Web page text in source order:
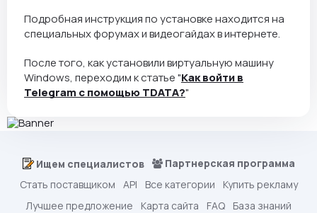
Подробная инструкция по установке находится на
специальных форумах и видеогайдах в интернете.
После того, как установили виртуальную машину
Windows, переходим к статье "Как войти в
Telegram с помощью TDATА?"
Ищем специалистов
Партнерская программа
Стать поставщиком
API Все категории
Купить рекламу
Лучшее предложение
Карта сайта FAQ База знаний